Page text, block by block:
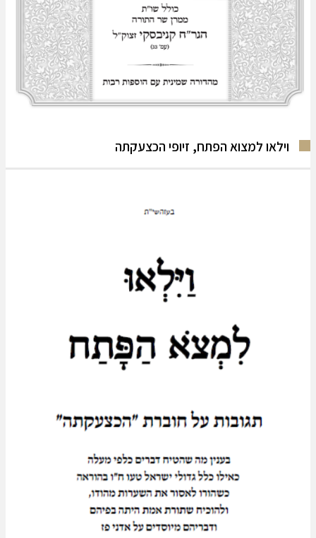
וילאו למצוא הפתח, זיופי הכצעקתה